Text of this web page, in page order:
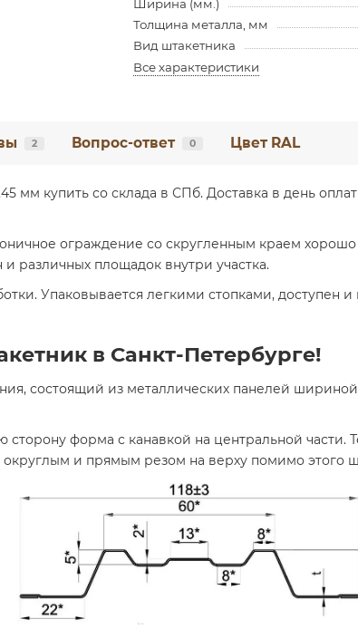
Ширина (мм.)
Толщина металла, мм
Вид штакетника
Все характеристики
2 Вопрос-ответ 0 Цвет RAL
мм купить со склада в СПб. Доставка в день
ограждение со скругленным краем
различных площадок внутри участка.
Упаковывается легкими стопками, доступен
в Санкт-Петербурге!
состоящий из металлических панелей
форма с канавкой на центральной части.
и прямым резом на верху помимо этого